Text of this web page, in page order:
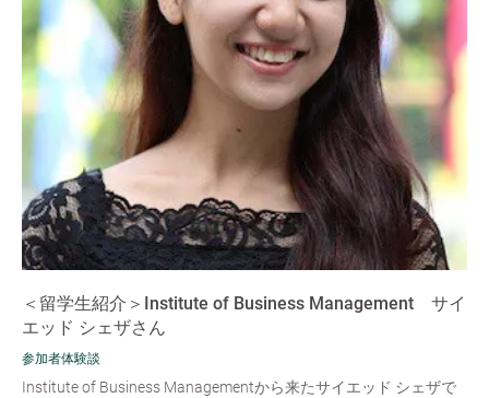
＜留学生紹介＞Institute of Business Management サイ
エッド シェザさん
参加者体験談
Institute of Business Managementから来たサイエッド シェザで